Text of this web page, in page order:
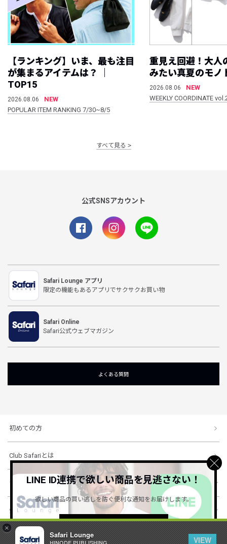
×
Safari Lounge
VIEW
【ランキング】いま、最も注目
が集まるアイテムは？ ｜
TOP15
2026.08.06
NEW
POPULAR ITEM RANKING 7/30~8/5
重見え回避！大人
みたい真夏のモノ
2026.08.06
NEW
WEEKLY COORDINATE
すべて見る
公式SNSアカウント
Safari Lounge アプリ
限定の機能もあるアプリでサクサクお買い物
Safari Online
Safari公式ウェブマガジン
よくある質問
初めての方
Club Safariとは
ショッピングガイド
会社概要・規約
LINE ID連携で欲しい商品を見逃さない！
欲しい商品の買い逃しを防ぐ便利な通知をお届けします。
詳しくはこちら ＞